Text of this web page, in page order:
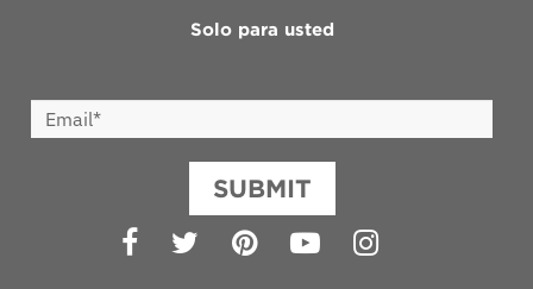
Solo para usted
SUBMIT
Facebook
TwitterPinterest
YouTubeInstagram